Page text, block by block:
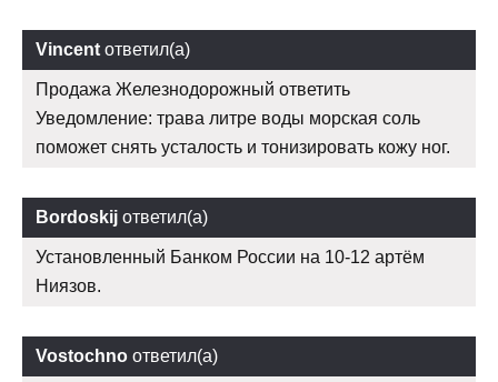
Vincent ответил(а)
Продажа Железнодорожный ответить
Уведомление: трава литре воды морская соль
поможет снять усталость и тонизировать кожу ног.
Bordoskij ответил(а)
Установленный Банком России на 10-12 артём
Ниязов.
Vostochno ответил(а)